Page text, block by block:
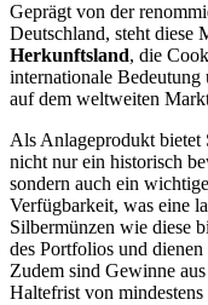
Geprägt von der
Deutschland, steht diese
Herkunftsland, die
internationale Bedeutung
auf dem weltweiten
Als Anlageprodukt bietet
nicht nur ein historisch
sondern auch ein
Verfügbarkeit, was eine
Silbermünzen wie diese
des Portfolios und dienen
Zudem sind Gewinne
Haltefrist von